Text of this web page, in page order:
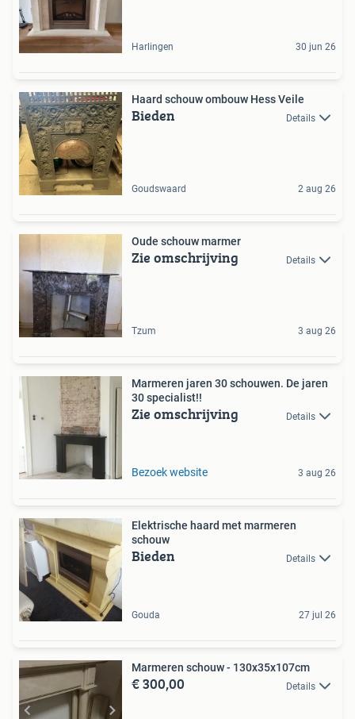
Harlingen 30 jun 26
Haard schouw ombouw Hess Veile
Bieden Details
Goudswaard 2 aug 26
Oude schouw marmer
Zie omschrijving Details
Tzum 3 aug 26
Marmeren jaren 30 schouwen. De jaren
30 specialist!!
Zie omschrijving Details
Bezoek website 3 aug 26
Elektrische haard met marmeren
schouw
Bieden Details
Gouda 27 jul 26
Marmeren schouw - 130x35x107cm
€ 300,00 Details